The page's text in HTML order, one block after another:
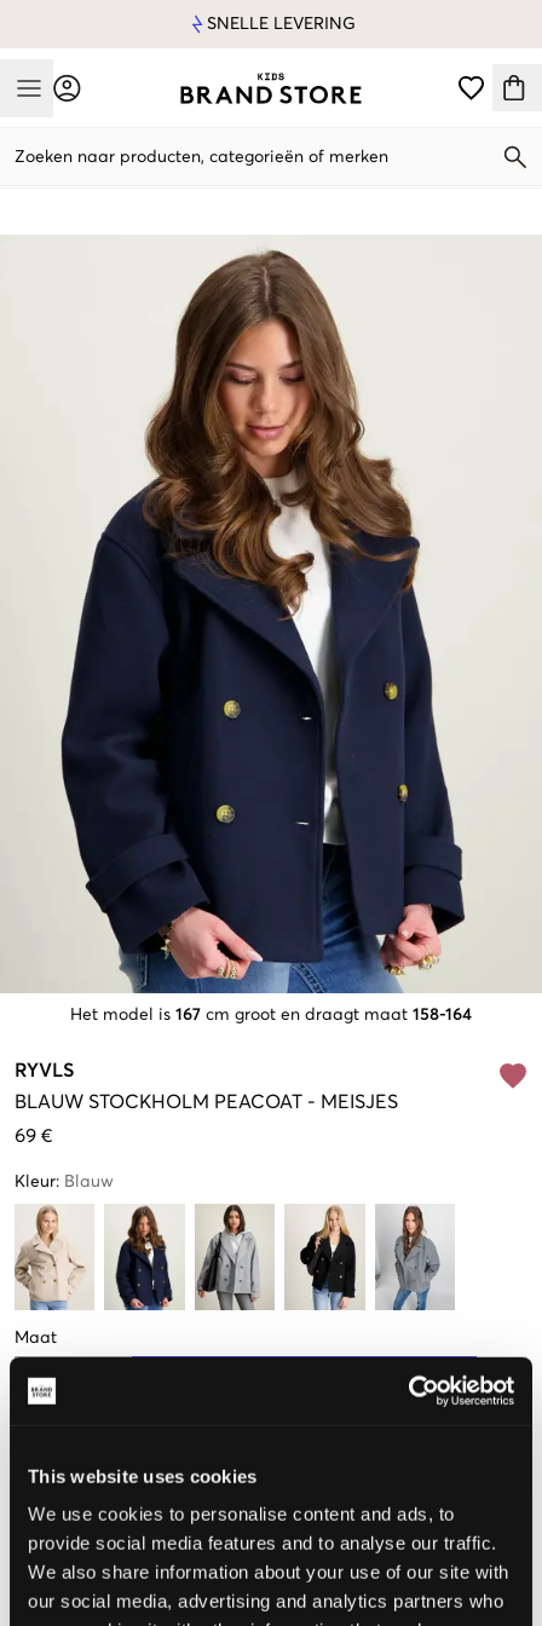
This website uses cookies
We use cookies to personalise content and ads, to
provide social media features and to analyse our traffic.
We also share information about your use of our site with
our social media, advertising and analytics partners who
SNELLE LEVERING
Mobile Menu
Zoeken naar producten, categorieën of merken
Het model is 167 cm groot en draagt maat 158-164
RYVLS
BLAUW STOCKHOLM PEACOAT - MEISJES
69 €
Kleur: Blauw
Maat
134-140 cm 170-176 cm
De maat lijkt
Te klein
MAATTABEL